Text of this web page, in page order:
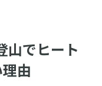
山でヒート
由